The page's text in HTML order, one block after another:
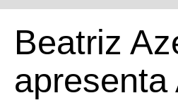
Beatriz
apresenta